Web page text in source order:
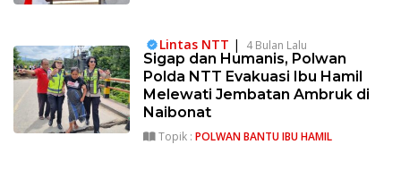
Lintas NTT | 4 Bulan Lalu
Sigap dan Humanis, Polwan
Polda NTT Evakuasi Ibu Hamil
Melewati Jembatan Ambruk di
Naibonat
Topik : POLWAN BANTU IBU HAMIL